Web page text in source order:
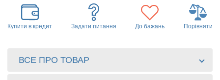
Купити в кредит Задати питання До бажань Порівняти
ВСЕ ПРО ТОВАР